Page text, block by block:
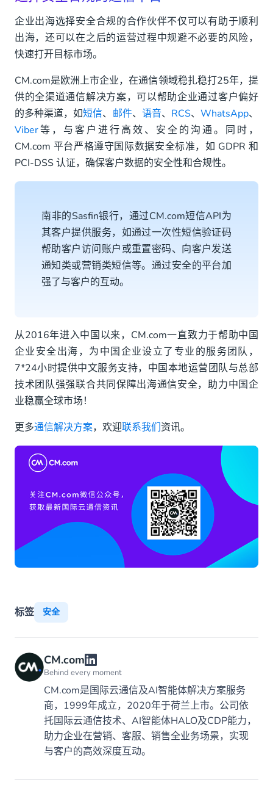
企业出海选择安全合规的合作伙伴不仅可以有助于顺利
出海，还可以在之后的运营过程中规避不必要的风险，
快速打开目标市场。
CM.com是欧洲上市企业，在通信领域稳扎稳打25年，提
供的全渠道通信解决方案，可以帮助企业通过客户偏好
的多种渠道，如短信、 邮件、 语音、 RCS、 WhatsApp、
Viber等，与客户进行高效、安全的沟通。同时，
CM.com 平台严格遵守国际数据安全标准，如 GDPR 和
PCI-DSS 认证，确保客户数据的安全性和合规性。
南非的Sasfin银行，通过CM.com短信API为
其客户提供服务，如通过一次性短信验证码
帮助客户访问账户或重置密码、向客户发送
通知类或营销类短信等。通过安全的平台加
强了与客户的互动。
从2016年进入中国以来，CM.com一直致力于帮助中国
企业安全出海，为中国企业设立了专业的服务团队，
7*24小时提供中文服务支持，中国本地运营团队与总部
技术团队强强联合共同保障出海通信安全，助力中国企
业稳赢全球市场！
更多通信解决方案，欢迎联系我们资讯。
标签 安全
CM.com
Behind every moment
CM.com是国际云通信及AI智能体解决方案服务
商，1999年成立，2020年于荷兰上市。公司依
托国际云通信技术、AI智能体HALO及CDP能力，
助力企业在营销、客服、销售全业务场景，实现
与客户的高效深度互动。